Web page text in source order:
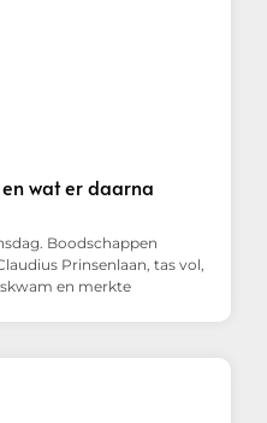
wat er daarna
Boodschappen
Prinsenlaan, tas vol,
en merkte